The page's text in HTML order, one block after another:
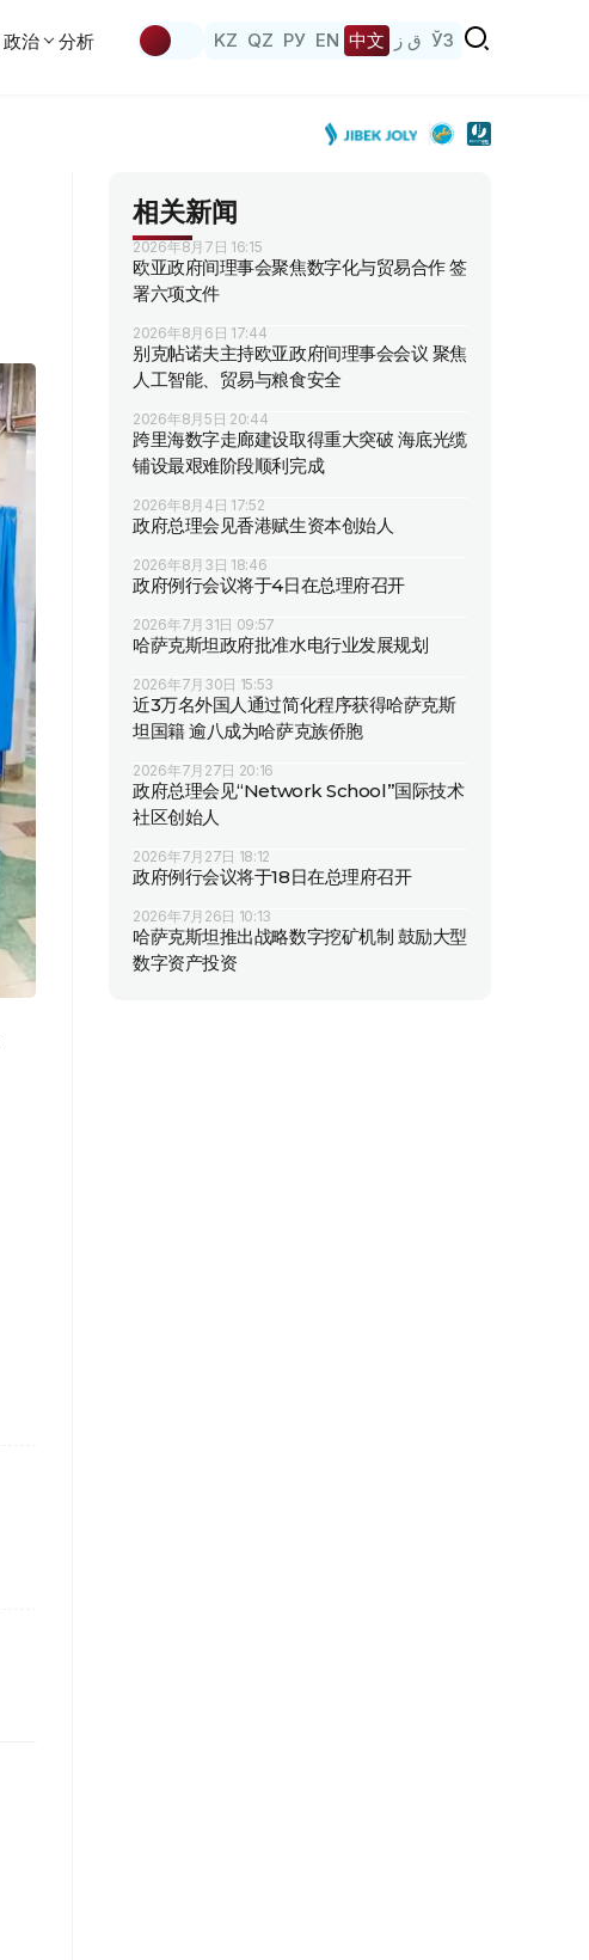
政治 分析 KZ QZ РУ EN 中文 ق ز ЎЗ
相关新闻
2026年8月7日 16:15
欧亚政府间理事会聚焦数字化与贸易合作 签
署六项文件
2026年8月6日 17:44
别克帖诺夫主持欧亚政府间理事会会议 聚焦
人工智能、贸易与粮食安全
2026年8月5日 20:44
跨里海数字走廊建设取得重大突破 海底光缆
铺设最艰难阶段顺利完成
2026年8月4日 17:52
政府总理会见香港赋生资本创始人
2026年8月3日 18:46
政府例行会议将于4日在总理府召开
2026年7月31日 09:57
哈萨克斯坦政府批准水电行业发展规划
2026年7月30日 15:53
近3万名外国人通过简化程序获得哈萨克斯
坦国籍 逾八成为哈萨克族侨胞
2026年7月27日 20:16
政府总理会见“Network School”国际技术
社区创始人
2026年7月27日 18:12
政府例行会议将于18日在总理府召开
2026年7月26日 10:13
哈萨克斯坦推出战略数字挖矿机制 鼓励大型
数字资产投资